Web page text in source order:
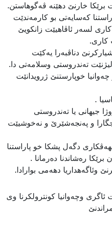
برێكا خارنێ دهێنه‌ ڤه‌گوهاستن.
كه‌سایه‌تى بو كارمه‌ندێت
لسه‌ر ئاڤاهیێت زانكویێ
كارى.
دناڤبه‌را یه‌كێت
ته‌ندروستى وسلامه‌تى دا.
‌چه‌وانیا خوپارستنێ ژرویدانێت
.
جیهانى یا ته‌ندروستى
جگارا و په‌نجه‌شێرێ و نه‌خوشیێت
بهه‌ڤكارى دگه‌ل پشكا خو پاراستنا
رەشاندنا دەرمانا .
وئاگه‌هداریا دهه‌مى بوارادا.
ئاگرى وچه‌وانیا كونترولكرنا وى